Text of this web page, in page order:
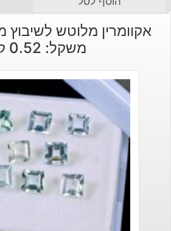
המקורי
היה:
הנוכחי
הוא:
משקל: 0.52 קרט